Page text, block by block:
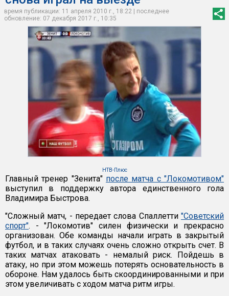
время публикации: 11 апреля 2010 г., 18:22 | последнее
обновление: 07 декабря 2017 г., 10:35
НТВ-Плюс
Главный тренер "Зенита" после матча с "Локомотивом"
выступил в поддержку автора единственного гола
Владимира Быстрова.
"Сложный матч, - передает слова Спаллетти "Советский
спорт". - "Локомотив" силен физически и прекрасно
организован. Обе команды начали играть в закрытый
футбол, и в таких случаях очень сложно открыть счет. В
таких матчах атаковать - немалый риск. Пойдешь в
атаку, но при этом можешь потерять основательность в
обороне. Нам удалось быть скоординированными и при
этом увеличивать с ходом матча ритм игры.